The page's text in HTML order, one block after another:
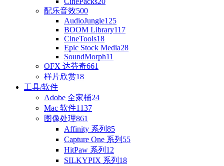
配乐音效500
AudioJungle125
BOOM Library117
CineTools18
Epic Stock Media28
SoundMorph11
OFX 达芬奇661
样片欣赏18
工具/软件
Adobe 全家桶24
Mac 软件1137
图像处理861
Affinity 系列 85
Capture One 系列 55
HitPaw 系列 12
SILKYPIX 系列 18